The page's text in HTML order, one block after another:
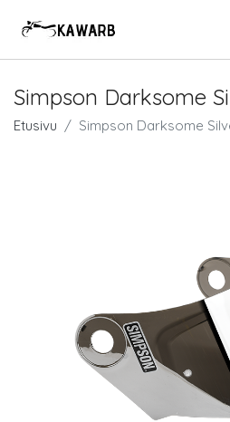
Simpson Darksome
Etusivu Simpson Darksome